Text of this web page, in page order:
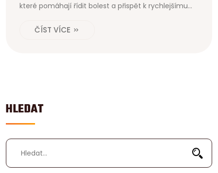
HLEDAT
které pomáhají řídit bolest a přispět k rychlejšímu
techniky pomáhají uvolnit stres a co můžete udělat,
ČÍST VÍCE